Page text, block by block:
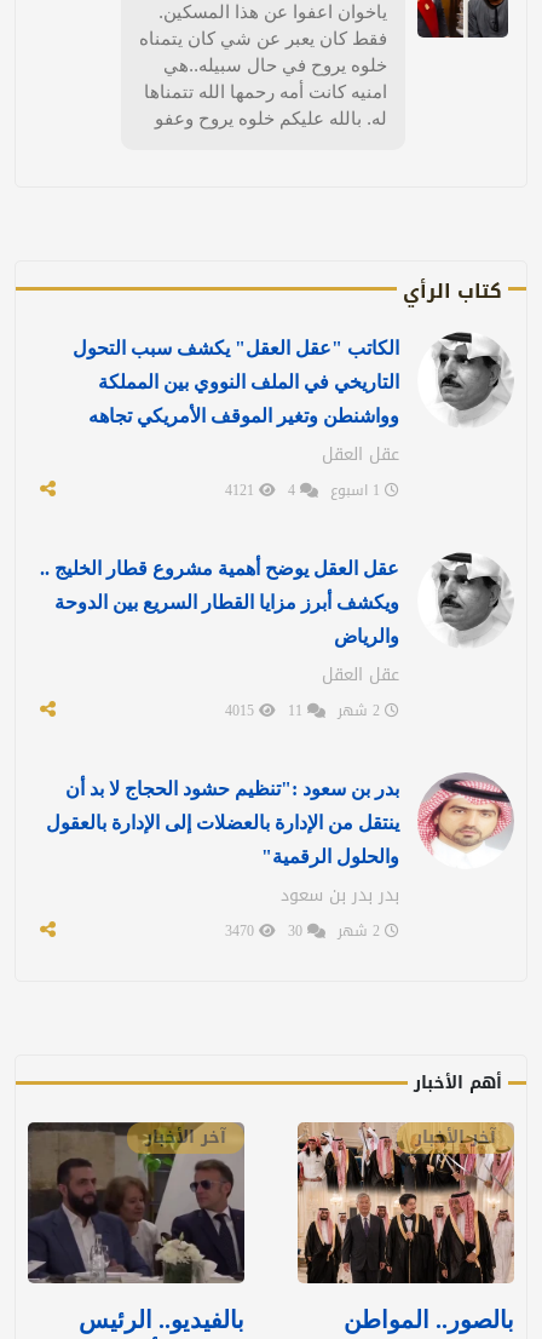
ياخوان اعفوا عن هذا المسكين.
فقط كان يعبر عن شي كان يتمناه
خلوه يروح في حال سبيله..هي
امنيه كانت أمه رحمها الله تتمناها
له. بالله عليكم خلوه يروح وعفو
كتاب الرأي
الكاتب "عقل العقل" يكشف سبب التحول
التاريخي في الملف النووي بين المملكة
وواشنطن وتغير الموقف الأمريكي تجاهه
عقل العقل
عقل العقل يوضح أهمية مشروع قطار الخليج ..
ويكشف أبرز مزايا القطار السريع بين الدوحة
والرياض
عقل العقل
بدر بن سعود :"تنظيم حشود الحجاج لا بد أن
ينتقل من الإدارة بالعضلات إلى الإدارة بالعقول
والحلول الرقمية"
بدر بدر بن سعود
أهم الأخبار
آخر الأخبار
بالصور.. المواطن
آخر الأخبار
بالفيديو.. الرئيس